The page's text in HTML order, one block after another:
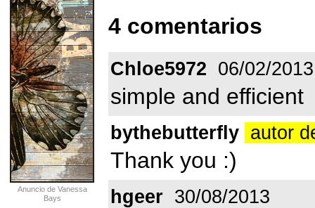
Anuncio de Vanessa
Bays
4 comentarios
Chloe5972 06/02/2013
simple and efficient
bythebutterfly autor
Thank you :)
hgeer 30/08/2013